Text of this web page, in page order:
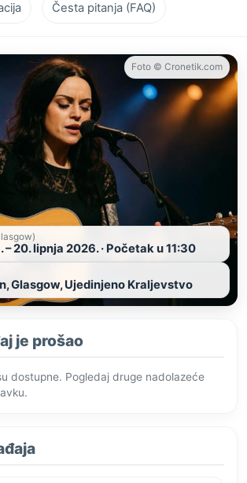
Česta pitanja (FAQ)
Foto © Cronetik.com
– 20. lipnja 2026. · Početak u 11:30
Glasgow, Ujedinjeno Kraljevstvo
je prošao
dostupne. Pogledaj druge nadolazeće